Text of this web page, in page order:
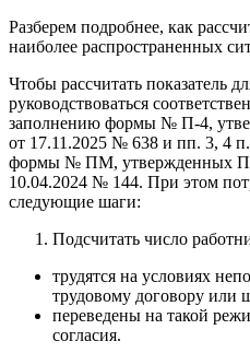
Разберем подробнее, как
наиболее распространенных
Чтобы рассчитать
руководствоваться
заполнению формы № П‑4,
от 17.11.2025 № 638 и пп. 3, 4
формы № ПМ, утвержденных
10.04.2024 № 144. При этом
следующие шаги:
Подсчитать число
трудятся на условиях
трудовому договору или
переведены на такой
согласия.